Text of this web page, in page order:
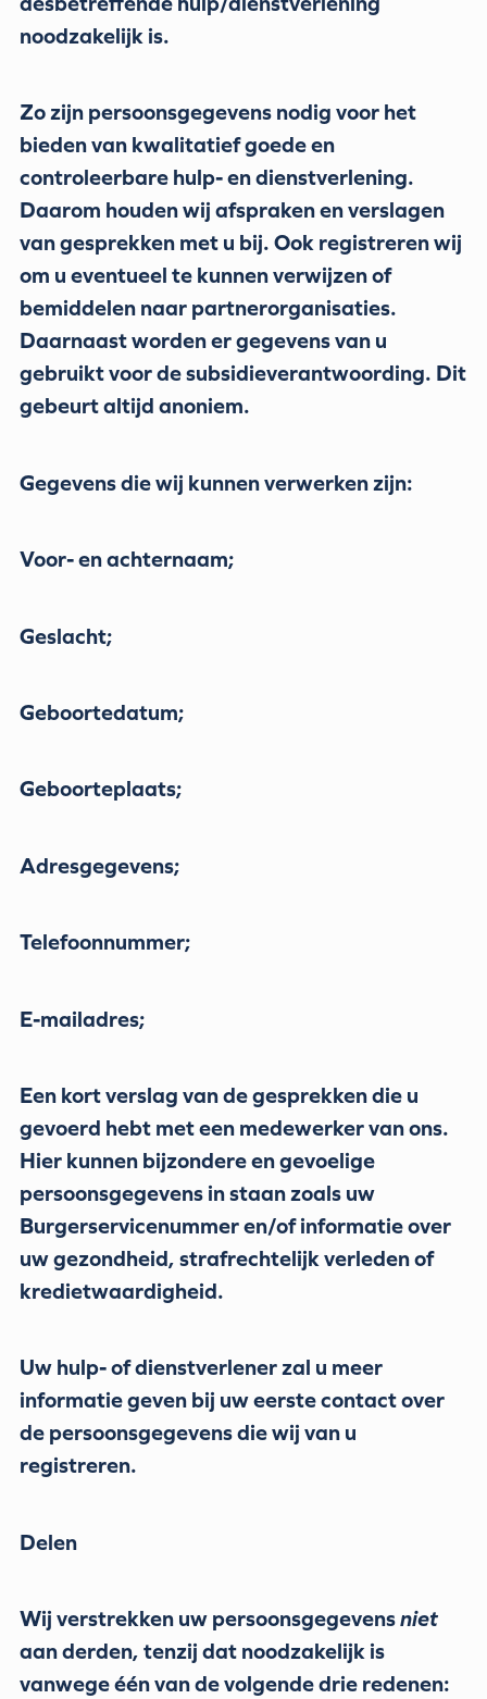
noodzakelijk is.
Zo zijn persoonsgegevens nodig voor het
bieden van kwalitatief goede en
controleerbare hulp- en dienstverlening.
Daarom houden wij afspraken en verslagen
van gesprekken met u bij. Ook registreren wij
om u eventueel te kunnen verwijzen of
bemiddelen naar partnerorganisaties.
Daarnaast worden er gegevens van u
gebruikt voor de subsidieverantwoording. Dit
gebeurt altijd anoniem.
Gegevens die wij kunnen verwerken zijn:
Voor- en achternaam;
Geslacht;
Geboortedatum;
Geboorteplaats;
Adresgegevens;
Telefoonnummer;
E-mailadres;
Een kort verslag van de gesprekken die u
gevoerd hebt met een medewerker van ons.
Hier kunnen bijzondere en gevoelige
persoonsgegevens in staan zoals uw
Burgerservicenummer en/of informatie over
uw gezondheid, strafrechtelijk verleden of
kredietwaardigheid.
Uw hulp- of dienstverlener zal u meer
informatie geven bij uw eerste contact over
de persoonsgegevens die wij van u
registreren.
Delen
Wij verstrekken uw persoonsgegevensniet
aan derden, tenzij dat noodzakelijk is
vanwege één van de volgende drie redenen: